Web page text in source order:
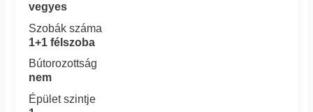
vegyes
Szobák száma
1+1 félszoba
Bútorozottság
nem
Épület szintje